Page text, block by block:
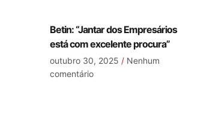
Betin: “Jantar dos Empresários
está com excelente procura”
outubro 30, 2025 Nenhum
comentário